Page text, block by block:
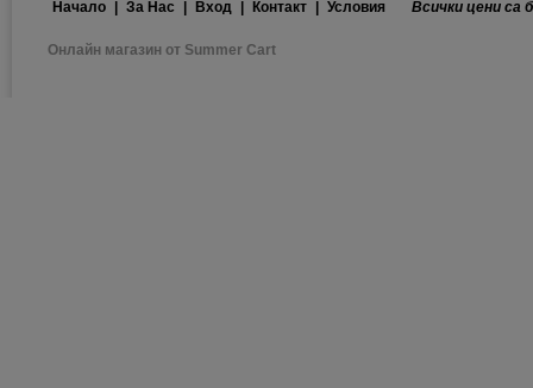
Начало За Нас Вход Контакт Условия Всички цени са
Онлайн магазин от Summer Cart